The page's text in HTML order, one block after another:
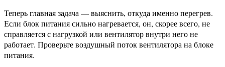
Теперь главная задача — выяснить, откуда именно перегрев.
Если блок питания сильно нагревается, он, скорее всего, не
справляется с нагрузкой или вентилятор внутри него не
работает. Проверьте воздушный поток вентилятора на блоке
питания.